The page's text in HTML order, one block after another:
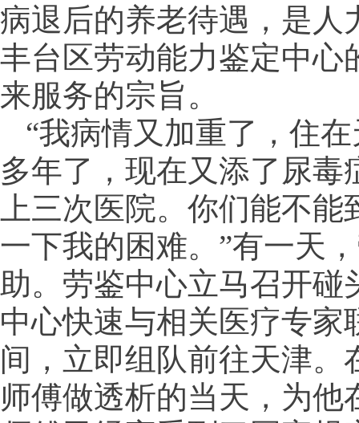
病退后的养老待遇，是人
丰台区劳动能力鉴定中心
来服务的宗旨。
“我病情又加重了，住
多年了，现在又添了尿
上三次医院。你们能不
一下我的困难。”有一天
助。劳鉴中心立马召开碰
中心快速与相关医疗专
间，立即组队前往天津
师傅做透析的当天，为